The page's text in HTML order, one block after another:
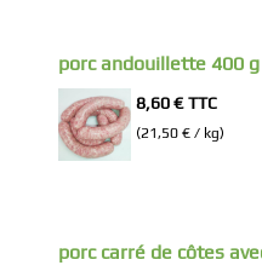
porc andouillette 400 g
8,60 € TTC
(21,50 € / kg)
porc carré de côtes